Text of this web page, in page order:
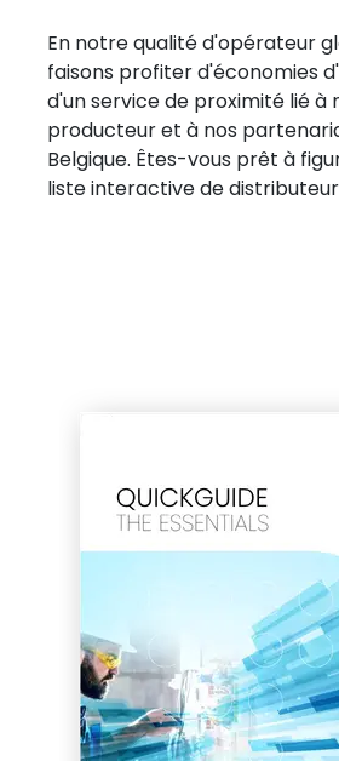
En notre qualité d'opérateur
faisons profiter d'économies
d'un service de proximité lié
producteur et à nos
Belgique. Êtes-vous prêt à
liste interactive de